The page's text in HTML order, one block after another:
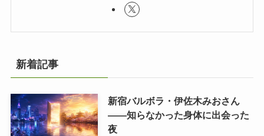
新着記事
新宿バルボラ・伊佐木みおさん
――知らなかった身体に出会った
夜